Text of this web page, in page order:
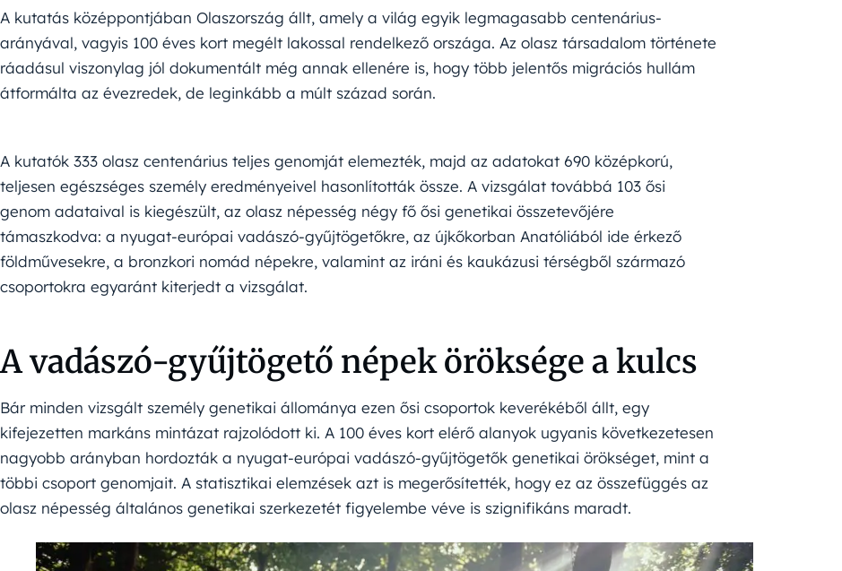
A kutatás középpontjában Olaszország állt, amely a világ egyik legmagasabb centenárius-
arányával, vagyis 100 éves kort megélt lakossal rendelkező országa. Az olasz társadalom története
ráadásul viszonylag jól dokumentált még annak ellenére is, hogy több jelentős migrációs hullám
átformálta az évezredek, de leginkább a múlt század során.
A kutatók 333 olasz centenárius teljes genomját elemezték, majd az adatokat 690 középkorú,
teljesen egészséges személy eredményeivel hasonlították össze. A vizsgálat továbbá 103 ősi
genom adataival is kiegészült, az olasz népesség négy fő ősi genetikai összetevőjére
támaszkodva: a nyugat-európai vadászó-gyűjtögetőkre, az újkőkorban Anatóliából ide érkező
földművesekre, a bronzkori nomád népekre, valamint az iráni és kaukázusi térségből származó
csoportokra egyaránt kiterjedt a vizsgálat.
A vadászó-gyűjtögető népek öröksége a kulcs
Bár minden vizsgált személy genetikai állománya ezen ősi csoportok keverékéből állt, egy
kifejezetten markáns mintázat rajzolódott ki. A 100 éves kort elérő alanyok ugyanis következetesen
nagyobb arányban hordozták a nyugat-európai vadászó-gyűjtögetők genetikai örökséget, mint a
többi csoport genomjait. A statisztikai elemzések azt is megerősítették, hogy ez az összefüggés az
olasz népesség általános genetikai szerkezetét figyelembe véve is szignifikáns maradt.